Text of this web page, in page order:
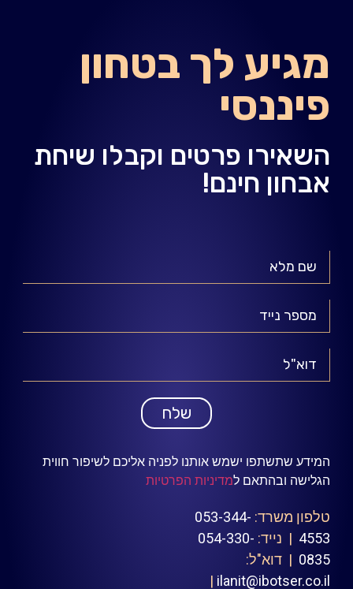
מגיע לך בטחון
פיננסי
השאירו פרטים וקבלו שיחת
אבחון חינם!
שלח
המידע שתשתפו ישמש אותנו לפניה אליכם לשיפור חווית
הגלישה ובהתאם למדיניות הפרטיות
טלפון משרד: 053-344-
4553 | נייד: 054-330-
0835 | דוא"ל:
ilanit@ibotser.co.il
|